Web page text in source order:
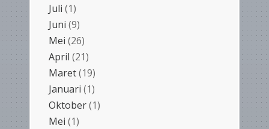
Juli (1)
Juni (9)
Mei (26)
April (21)
Maret(19)
Januari (1)
Oktober(1)
Mei (1)